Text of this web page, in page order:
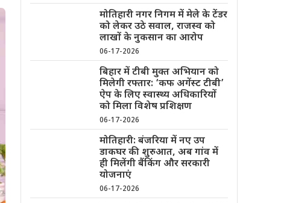
मोतिहारी नगर निगम में मेले के टेंडर
को लेकर उठे सवाल, राजस्व को
लाखों के नुकसान का आरोप
06-17-2026
बिहार में टीबी मुक्त अभियान को
मिलेगी रफ्तार: ‘कफ अगेंस्ट टीबी’
ऐप के लिए स्वास्थ्य अधिकारियों
को मिला विशेष प्रशिक्षण
06-17-2026
मोतिहारी: बंजरिया में नए उप
डाकघर की शुरुआत, अब गांव में
ही मिलेंगी बैंकिंग और सरकारी
योजनाएं
06-17-2026